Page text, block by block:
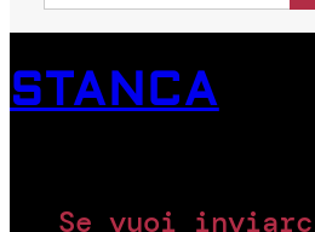
STANCA
Se vuoi